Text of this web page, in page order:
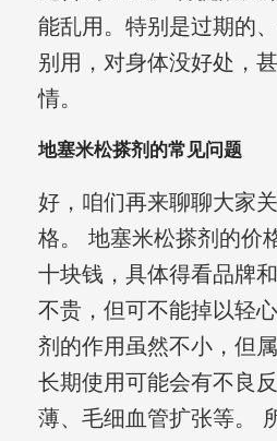
能乱用。特别是过期的
别用，对身体没好处，
情。
地塞米松搽剂的常见问题
好，咱们再来聊聊大家
格。 地塞米松搽剂的价
十块钱，具体得看品牌
不贵，但可不能掉以轻
剂的作用虽然不小，但
长期使用可能会有不良
薄、毛细血管扩张等。